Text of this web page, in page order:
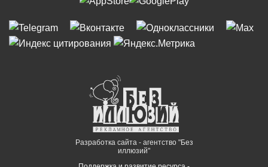
Разработка сайта - агентство "Без
иллюзий"